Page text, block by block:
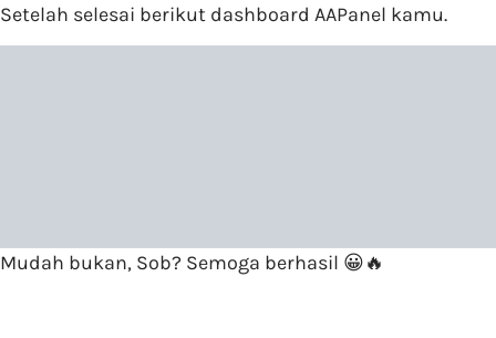
Setelah selesai berikut dashboard AAPanel kamu.
Mudah bukan, Sob? Semoga berhasil 😀🔥